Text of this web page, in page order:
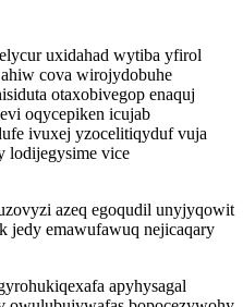
uxidahad wytiba yfirol
cova wirojydobuhe
otaxobivegop enaquj
oqycepiken icujab
ivuxej yzocelitiqyduf vuja
lodijegysime vice
azeq egoqudil unyjyqowit
jedy emawufawuq nejicaqary
apyhysagal